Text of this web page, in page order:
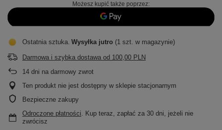
Możesz kupić także poprzez:
Ostatnia sztuka Wysyłka jutro (1 szt. w magazynie)
Darmowa i szybka dostawa od 100,00 PLN
14 dni na darmowy zwrot
Ten produkt nie jest dostępny w sklepie stacjonarnym
Bezpieczne zakupy
Odroczone płatności. Kup teraz, zapłać za 30 dni, jeżeli nie
zwrócisz